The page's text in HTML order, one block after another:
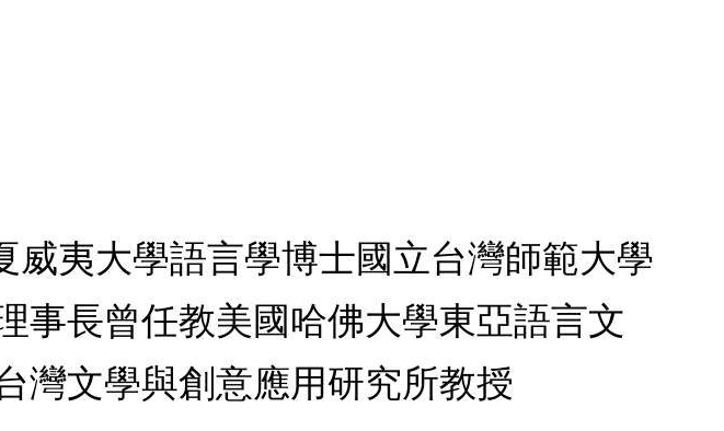
威夷大學語言學博士國立台灣師範大學
事長曾任教美國哈佛大學東亞語言文
灣文學與創意應用研究所教授